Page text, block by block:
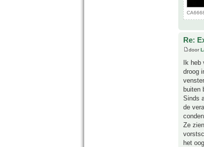
Re:
door
Ik heb
droog
buiten
Sinds
de
Ze
het